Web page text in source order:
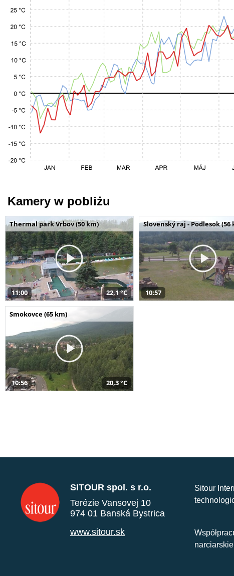
Kamery w pobliżu
Thermal park Vrbov (50 km)
11:00 22,1 °C
Slovenský raj - Podlesok (56
10:57
Smokovce (65 km)
10:56 20,3 °C
SITOUR spol. s r.o.
Terézie Vansovej 10
974 01 Banská Bystrica
www.sitour.sk
Sitour